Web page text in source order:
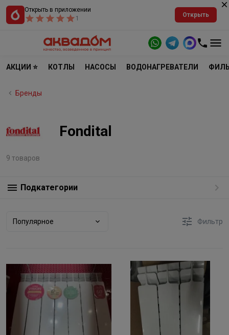
Открыть в приложении
1
Открыть
АКЦИИ ⭐ КОТЛЫ НАСОСЫ ВОДОНАГРЕВАТЕЛИ
Бренды
Fondital
9 товаров
Подкатегории
Популярное Фильтр